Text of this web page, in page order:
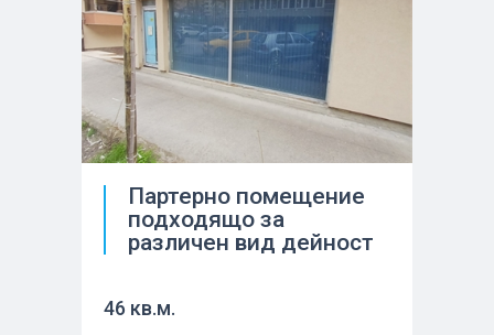
Партерно помещение
подходящо за
различен вид дейност
46 кв.м.